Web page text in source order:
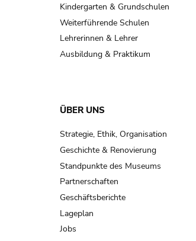
Kindergarten & Grundschulen
Weiterführende Schulen
Lehrerinnen & Lehrer
Ausbildung & Praktikum
ÜBER UNS
Strategie, Ethik, Organisation
Geschichte & Renovierung
Standpunkte des Museums
Partnerschaften
Geschäftsberichte
Lageplan
Jobs